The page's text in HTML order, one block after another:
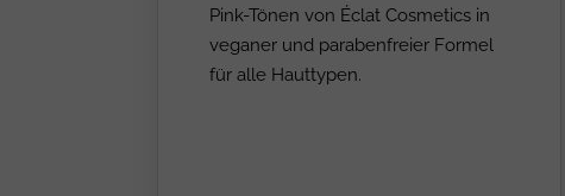
Pink-Tönen von Éclat Cosmetics in
veganer und parabenfreier Formel
für alle Hauttypen.